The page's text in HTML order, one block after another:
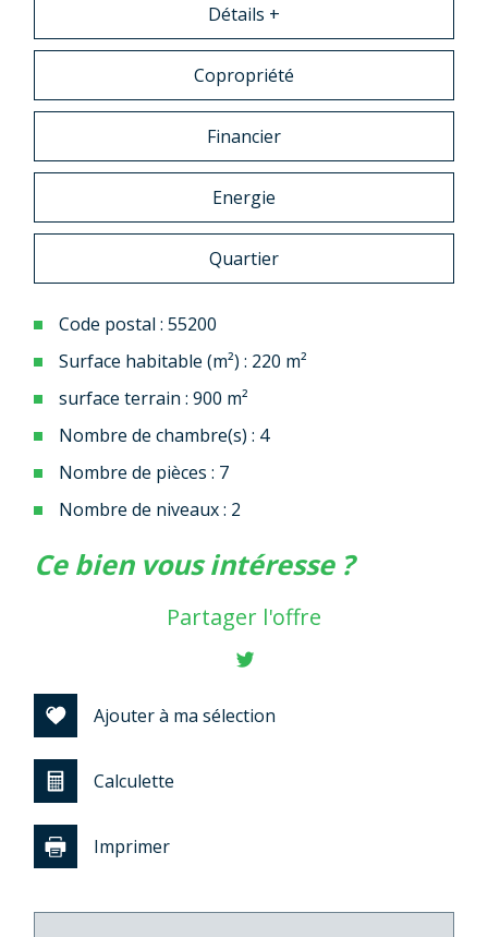
Détails +
Copropriété
Financier
Energie
Quartier
Code postal : 55200
Surface habitable (m²) : 220 m²
surface terrain : 900 m²
Nombre de chambre(s) : 4
Nombre de pièces : 7
Nombre de niveaux : 2
la ville de commercy (55200)
ce bien vous intéresse ?
Partager l'offre
Ajouter à ma sélection
Calculette
Imprimer